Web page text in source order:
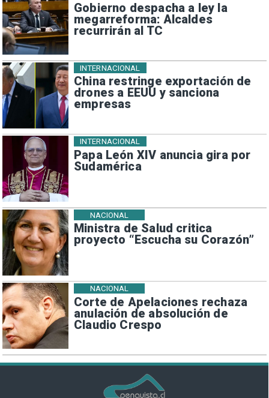
Gobierno despacha a ley la
megarreforma: Alcaldes
recurrirán al TC
China restringe exportación de
drones a EEUU y sanciona
empresas
INTERNACIONAL
Papa León XIV anuncia gira por
Sudamérica
INTERNACIONAL
Ministra de Salud critica
proyecto “Escucha su Corazón”
NACIONAL
Corte de Apelaciones rechaza
anulación de absolución de
Claudio Crespo
NACIONAL